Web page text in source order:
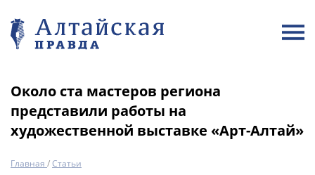
Около ста мастеров региона
представили работы на
художественной выставке «Арт-Алтай»
Главная /Статьи